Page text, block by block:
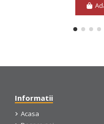
Informatii
Acasa